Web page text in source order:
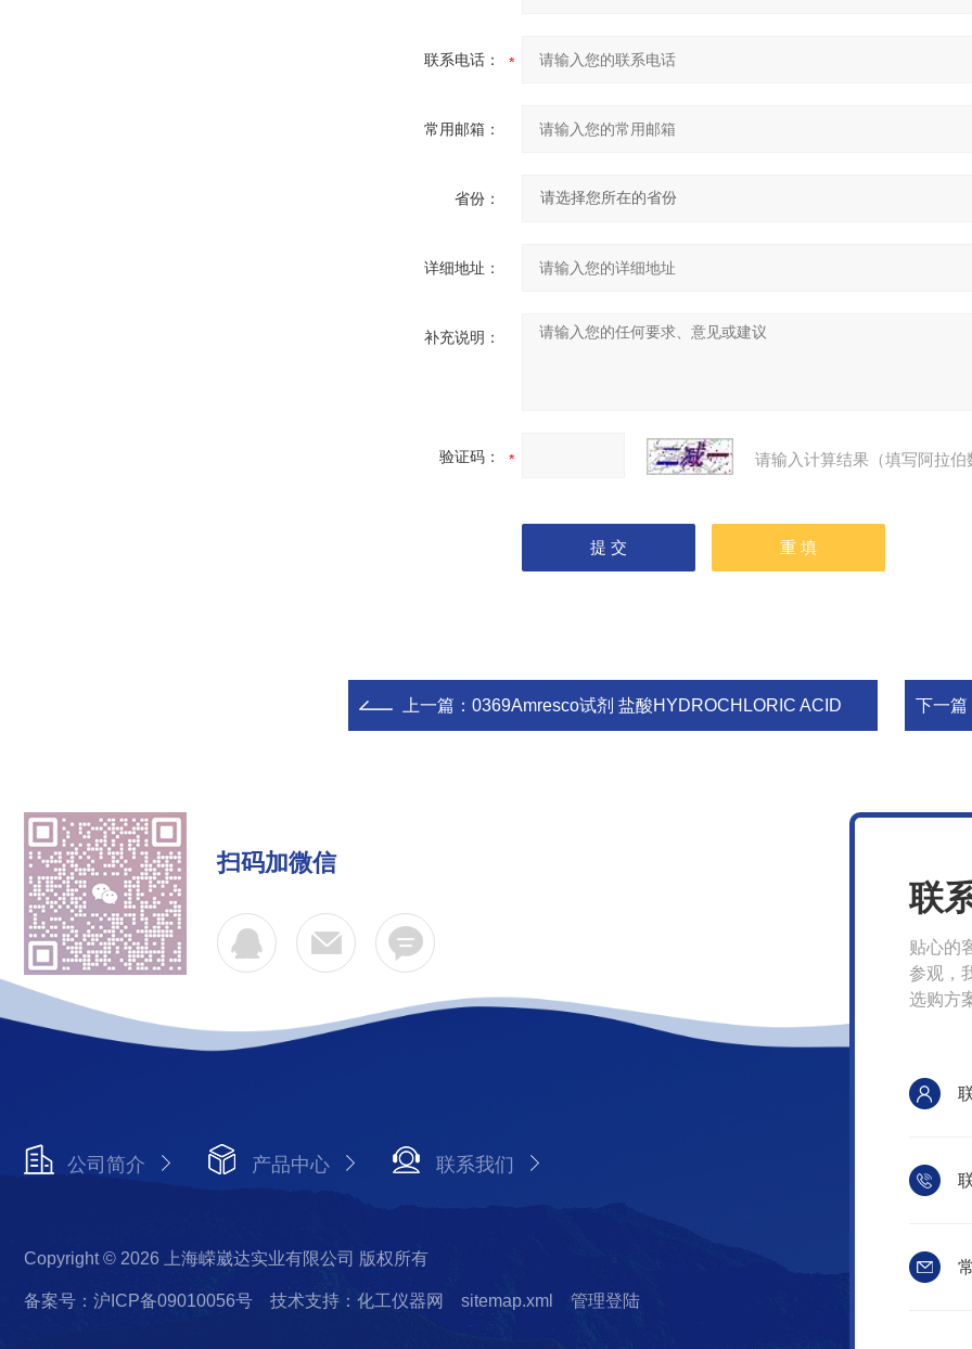
联系电话：
常用邮箱：
省份：
详细地址：
补充说明：
验证码： 请输入计算结果（填写阿拉
上一篇： 0369Amresco试剂 盐酸HYDROCHLORIC ACID 下一篇
扫码加微信
公司简介 产品中心 联系我们
Copyright © 2026 上海嵘崴达实业有限公司 版权所有
备案号：沪ICP备09010056号 技术支持：化工仪器网 sitemap.xml 管理登陆
联
贴心的
参观，
选购方